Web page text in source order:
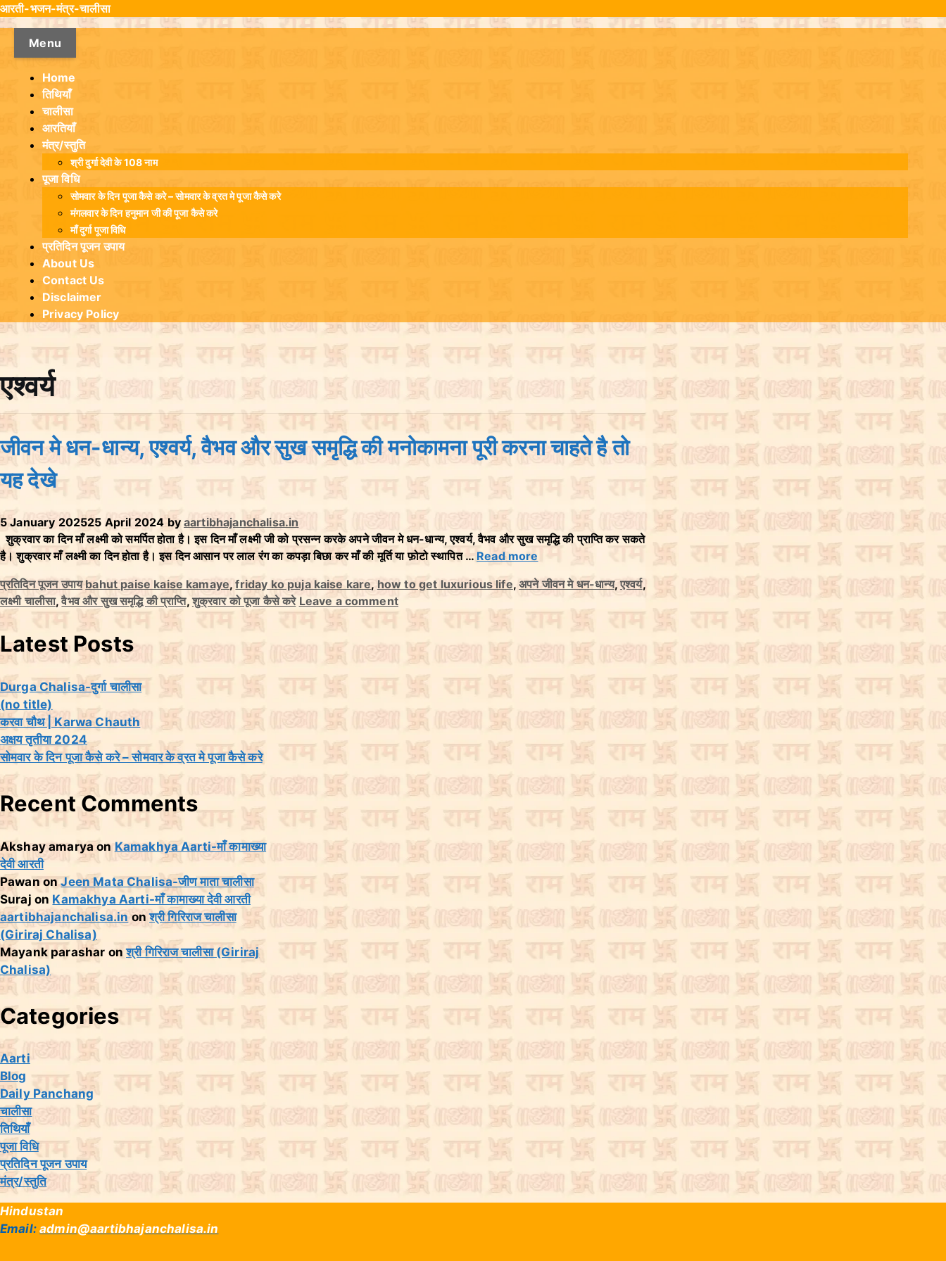
S
k
आरती-भजन-मंत्र-चालीसा
Menu
Home
तिथियांँ
चालीसा
आरतियाँ
मंत्र/स्तुति
श्री दुर्गा देवी के 108 नाम
पूजा विधि
सोमवार के दिन पूजा कैसे करे – सोमवार के व्रत मे पूजा कैसे करे
मंगलवार के दिन हनुमान जी की पूजा कैसे करे
माँ दुर्गा पूजा विधि
प्रतिदिन पूजन उपाय
About Us
Contact Us
Disclaimer
Privacy Policy
एश्वर्य
जीवन मे धन-धान्य, एश्वर्य, वैभव और सुख समृद्धि की मनोकामना पूरी करना चाहते है तो
यह देखे
5 January 202525 April 2024 by aartibhajanchalisa.in
शुक्रवार का दिन माँ लक्ष्मी को समर्पित होता है। इस दिन माँ लक्ष्मी जी को प्रसन्न करके अपने जीवन मे धन-धान्य, एश्वर्य, वैभव और सुख समृद्धि की प्राप्ति कर सकते
है। शुक्रवार माँ लक्ष्मी का दिन होता है। इस दिन आसान पर लाल रंग का कपड़ा बिछा कर माँ की मूर्ति या फ़ोटो स्थापित … Read more
C
a
t
e
g
o
r
i
e
s
प्रतिदिन पूजन उपायT
a
g
s
bahut paise kaise kamaye,friday ko puja kaise kare, how to get luxurious life,अपने जीवन मे धन-धान्य,एश्वर्य,
लक्ष्मी चालीसा,वैभव और सुख समृद्धि की प्राप्ति,शुक्रवार को पूजा कैसे करे Leave a comment
Latest Posts
Durga Chalisa-दुर्गा चालीसा
(no title)
करवा चौथ | Karwa Chauth
अक्षय तृतीया 2024
सोमवार के दिन पूजा कैसे करे – सोमवार के व्रत मे पूजा कैसे करे
Recent Comments
Akshay amarya on Kamakhya Aarti-माँ कामाख्या
देवी आरती
Pawan onJeen Mata Chalisa-जीण माता चालीसा
Suraj on Kamakhya Aarti-माँ कामाख्या देवी आरती
aartibhajanchalisa.inonश्री गिरिराज चालीसा
(Giriraj Chalisa)
Mayank parashar onश्री गिरिराज चालीसा (Giriraj
Chalisa)
Categories
Aarti
Blog
Daily Panchang
चालीसा
तिथियांँ
पूजा विधि
प्रतिदिन पूजन उपाय
मंत्र/स्तुति
Hindustan
Email: admin@aartibhajanchalisa.in